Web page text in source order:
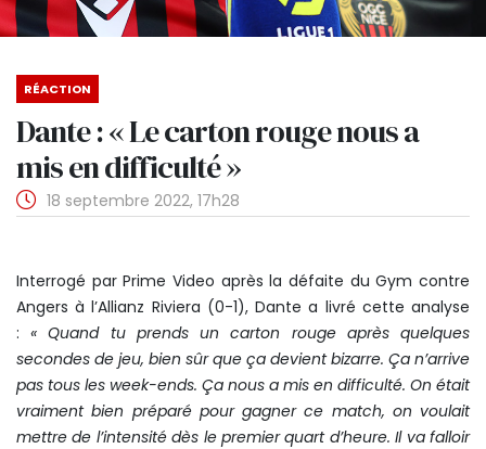
RÉACTION
Dante : « Le carton rouge nous a
mis en difficulté »
18 septembre 2022, 17h28
Interrogé par Prime Video après la défaite du Gym contre
Angers à l’Allianz Riviera (0-1), Dante a livré cette analyse
:« Quand tu prends un carton rouge après quelques
secondes de jeu, bien sûr que ça devient bizarre. Ça n’arrive
pas tous les week-ends. Ça nous a mis en difficulté. On était
vraiment bien préparé pour gagner ce match, on voulait
mettre de l’intensité dès le premier quart d’heure. Il va falloir